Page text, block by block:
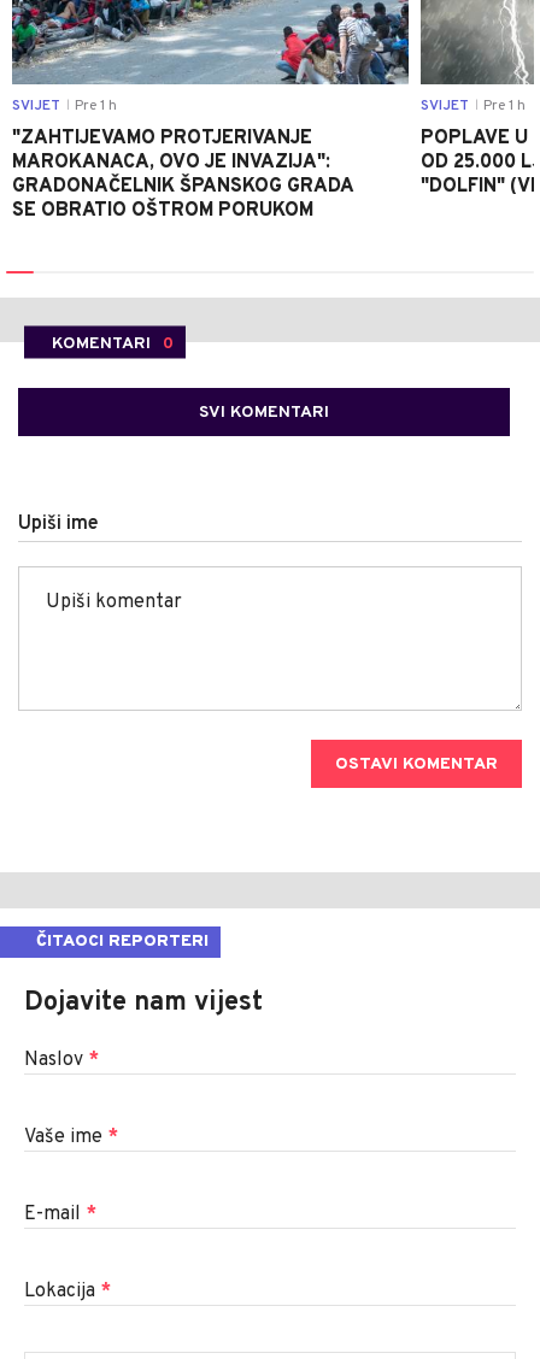
SVIJET Pre 1 h
"ZAHTIJEVAMO PROTJERIVANJE
MAROKANACA, OVO JE INVAZIJA":
GRADONAČELNIK ŠPANSKOG GRADA
SE OBRATIO OŠTROM PORUKOM
SVIJET Pre 1 h
POPLAVE U
OD 25.000
"DOLFIN"
KOMENTARI 0
SVI KOMENTARI
Upiši ime
OSTAVI KOMENTAR
ČITAOCI REPORTERI
Dojavite nam vijest
Naslov *
Vaše ime *
E-mail *
Lokacija *